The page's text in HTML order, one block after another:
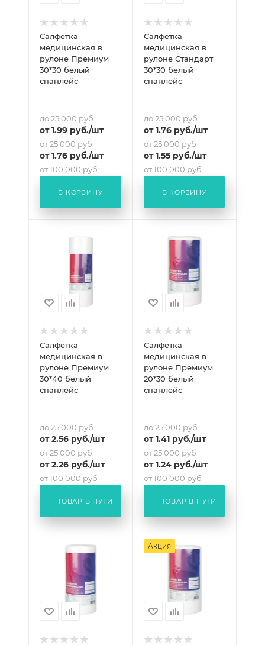
Салфетка
медицинская в
рулоне Премиум
30*30 белый
спанлейс
до 25 000 руб
от1.99 руб./шт
от 25 000 руб
от1.76 руб./шт
от 100 000 руб
В КОРЗИНУ
Салфетка
медицинская в
рулоне Стандарт
30*30 белый
спанлейс
до 25 000 руб
от1.76руб./шт
от 25 000 руб
от1.55руб./шт
от 100 000 руб
В КОРЗИНУ
Салфетка
медицинская в
рулоне Премиум
30*40 белый
спанлейс
до 25 000 руб
от2.56 руб./шт
от 25 000 руб
от2.26 руб./шт
от 100 000 руб
ТОВАР В ПУТИ
Салфетка
медицинская в
рулоне Премиум
20*30 белый
спанлейс
до 25 000 руб
от1.41руб./шт
от 25 000 руб
от1.24руб./шт
от 100 000 руб
ТОВАР В ПУТИ
Акция